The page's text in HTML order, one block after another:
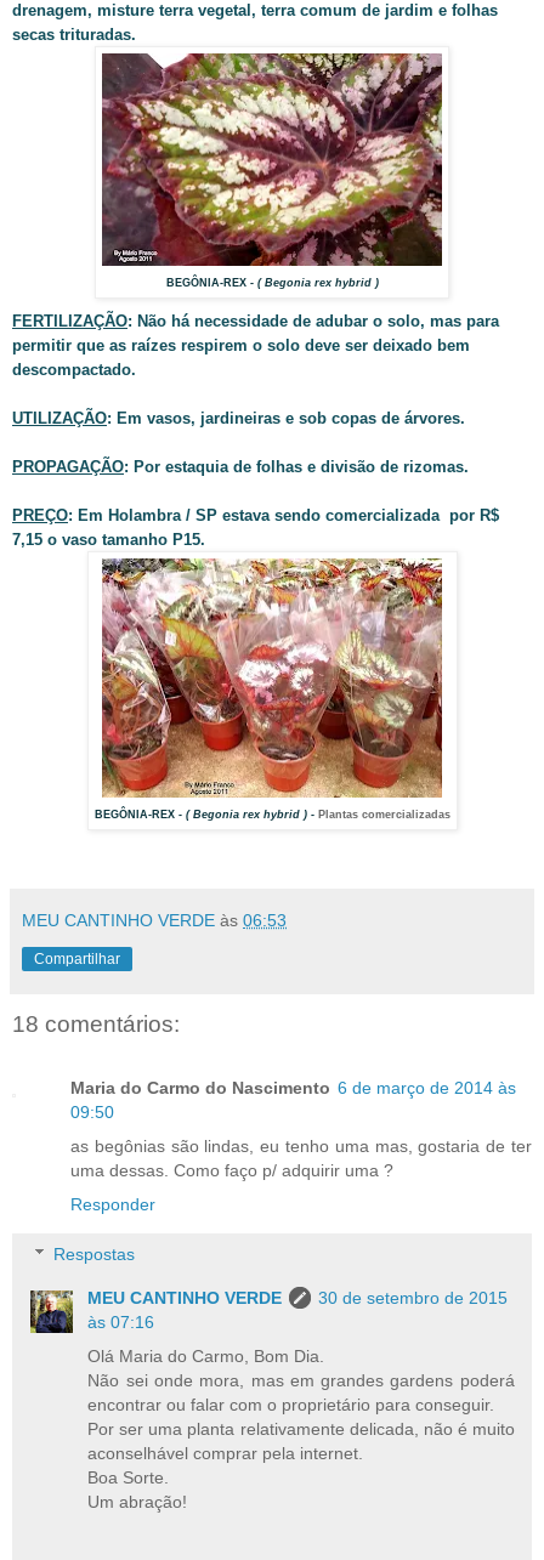
drenagem, misture terra vegetal, terra comum de jardim e folhas
secas trituradas.
BEGÔNIA-REX- ( Begonia rex hybrid )
FERTILIZAÇÃO: Não há necessidade de adubar o solo, mas para
permitir que as raízes respirem o solo deve ser deixado bem
descompactado.
UTILIZAÇÃO: Em vasos, jardineiras e sob copas de árvores.
PROPAGAÇÃO: Por estaquia de folhas e divisão de rizomas.
PREÇO: Em Holambra / SP estava sendo comercializada por R$
7,15 o vaso tamanho P15.
BEGÔNIA-REX- ( Begonia rex hybrid ) - Plantas comercializadas
MEU CANTINHO VERDE às 06:53
Compartilhar
18 comentários:
Maria do Carmo do Nascimento 6 de março de 2014 às
09:50
as begônias são lindas, eu tenho uma mas, gostaria de ter
uma dessas. Como faço p/ adquirir uma ?
Responder
Respostas
MEU CANTINHO VERDE
30 de setembro de 2015
às 07:16
Olá Maria do Carmo, Bom Dia.
Não sei onde mora, mas em grandes gardens poderá
encontrar ou falar com o proprietário para conseguir.
Por ser uma planta relativamente delicada, não é muito
aconselhável comprar pela internet.
Boa Sorte.
Um abração!